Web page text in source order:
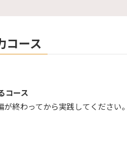
コース
コース
終わってから実践してください。